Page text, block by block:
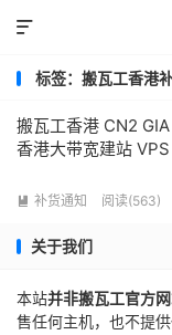

标签：搬瓦工香港
搬瓦工香港 CN2 GIA
香港大带宽建站
 补货通知 阅读(563)
关于我们
本站并非搬瓦工官方
售任何主机，也不提